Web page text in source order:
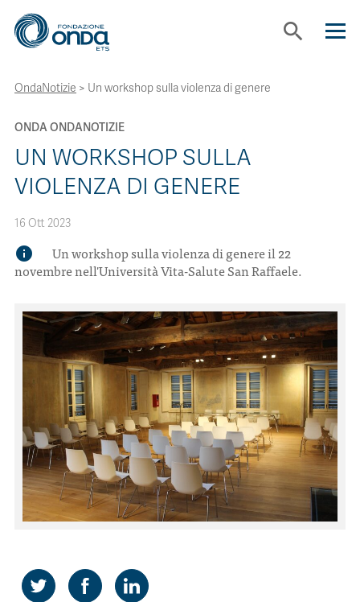
search
CHI SIAMO
CON CHI LAVORIAMO
STRUMENTI
PROGETTI
NEWS
CONTATTI
ENG
OndaNotizie > Un workshop sulla violenza di genere
ONDA ONDANOTIZIE
UN WORKSHOP SULLA
VIOLENZA DI GENERE
16 Ott 2023
info
Un workshop sulla violenza di genere il 22
novembre nell'Università Vita-Salute San Raffaele.